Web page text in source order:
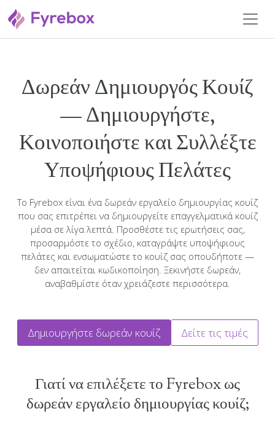
Δωρεάν Δημιουργός Κουίζ
— Δημιουργήστε,
Κοινοποιήστε και Συλλέξτε
Υποψήφιους Πελάτες
Το Fyrebox είναι ένα δωρεάν εργαλείο δημιουργίας κουίζ
που σας επιτρέπει να δημιουργείτε επαγγελματικά κουίζ
μέσα σε λίγα λεπτά. Προσθέστε τις ερωτήσεις σας,
προσαρμόστε το σχέδιο, καταγράψτε υποψήφιους
πελάτες και ενσωματώστε το κουίζ σας οπουδήποτε —
δεν απαιτείται κωδικοποίηση. Ξεκινήστε δωρεάν,
αναβαθμίστε όταν χρειάζεστε περισσότερα.
Δημιουργήστε δωρεάν κουίζ Δείτε τις τιμές
Γιατί να επιλέξετε το Fyrebox ως
δωρεάν εργαλείο δημιουργίας κουίζ;